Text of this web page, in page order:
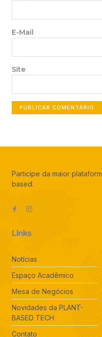
E-Mail
Site
Participe da maior
based.
Links
Notícias
Espaço Acadêmico
Mesa de Negócios
Novidades da PLANT-
BASED TECH
Contato